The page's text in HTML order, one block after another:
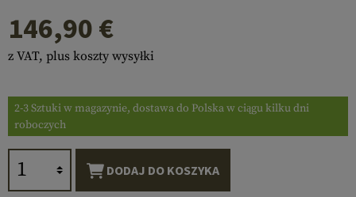
146,90 €
z VAT, plus koszty wysyłki
2-3 Sztuki w magazynie, dostawa do Polska w ciągu kilku dni
roboczych
DODAJ DO KOSZYKA